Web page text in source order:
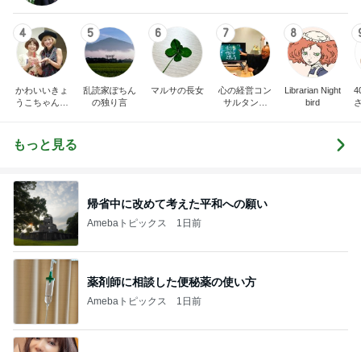
4
かわいいきょ
うこちゃんブ
5
乱読家ぽちん
の独り言
6
マルサの長女
7
心の経営コン
サルタント
8
Librarian Night
bird
もっと見る
帰省中に改めて考えた平和への願い
Amebaトピックス 1日前
薬剤師に相談した便秘薬の使い方
Amebaトピックス 1日前